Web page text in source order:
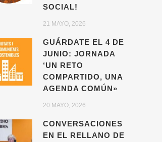
SOCIAL!
21 MAYO, 2026
GUÁRDATE EL 4 DE
JUNIO: JORNADA
‘UN RETO
COMPARTIDO, UNA
AGENDA COMÚN»
20 MAYO, 2026
CONVERSACIONES
EN EL RELLANO DE